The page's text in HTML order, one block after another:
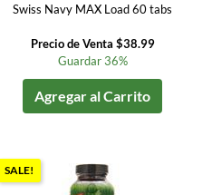
Swiss Navy MAX Load 60 tabs
Precio de Venta $38.99
Guardar 36%
Agregar al Carrito
SALE!